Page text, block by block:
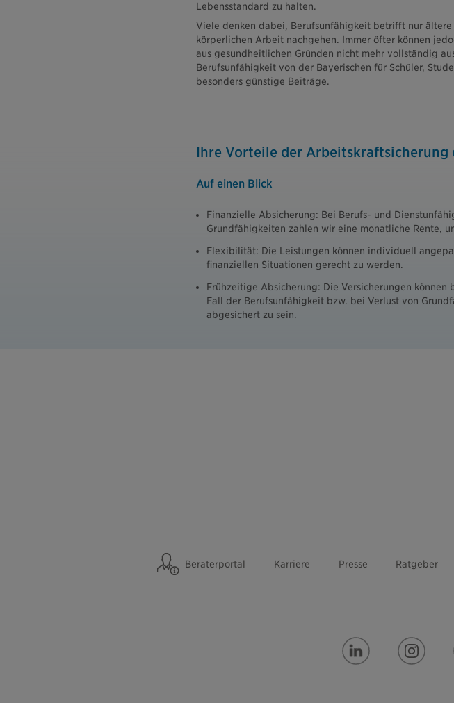
Lebensstandard zu halten.
Viele denken dabei, Berufsunfähigkeit betrifft nur ältere
körperlichen Arbeit nachgehen. Immer öfter können
aus gesundheitlichen Gründen nicht mehr vollständig
Berufsunfähigkeit von der Bayerischen für Schüler,
besonders günstige Beiträge.
Ihre Vorteile der Arbeitskraftsicherung
Auf einen Blick
Finanzielle Absicherung: Bei Berufs- und
Grundfähigkeiten zahlen wir eine monatliche Rente,
Flexibilität: Die Leistungen können individuell
finanziellen Situationen gerecht zu werden.
Frühzeitige Absicherung: Die Versicherungen
Fall der Berufsunfähigkeit bzw. bei Verlust von
abgesichert zu sein.
Beraterportal Karriere Presse Ratgeber